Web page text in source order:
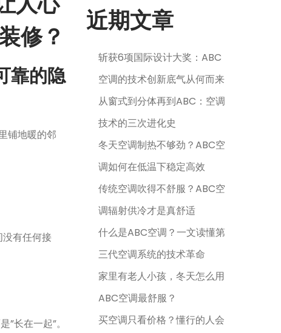
修？
靠的隐
铺地暖的邻
有任何接
长在一起”。
近期文章
斩获6项国际设计大奖：ABC
空调的技术创新底气从何而来
从窗式到分体再到ABC：空调
技术的三次进化史
冬天空调制热不够劲？ABC空
调如何在低温下稳定高效
传统空调吹得不舒服？ABC空
调辐射供冷才是真舒适
什么是ABC空调？一文读懂第
三代空调系统的技术革命
家里有老人小孩，冬天怎么用
ABC空调最舒服？
买空调只看价格？懂行的人会